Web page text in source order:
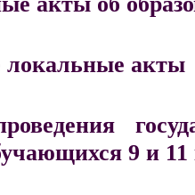
акты
9 и 11